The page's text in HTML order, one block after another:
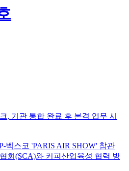
, 기관 통합 완료 후 본격 업무 시
벡스코 'PARIS AIR SHOW' 참관
회(SCA)와 커피산업육성 협력 방